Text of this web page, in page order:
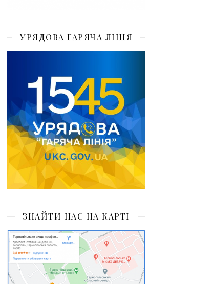
УРЯДОВА ГАРЯЧА ЛІНІЯ
ЗНАЙТИ НАС НА КАРТІ